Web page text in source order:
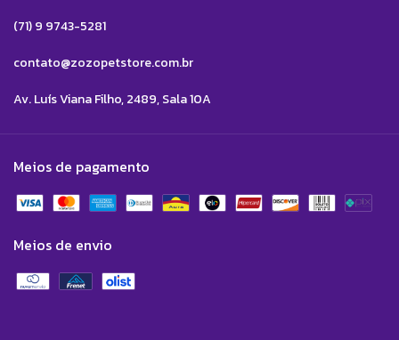
(71) 9 9743-5281
contato@zozopetstore.com.br
Av. Luís Viana Filho, 2489, Sala 10A
Meios de pagamento
Meios de envio